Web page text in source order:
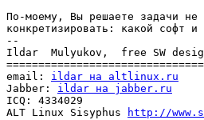
По-моему, Вы решаете задачи
конкретизировать: какой софт и
--
Ildar  Mulyukov,  free SW
email: ildar на altlinux.ru
Jabber: ildar на jabber.ru
ICQ: 4334029
ALT Linux Sisyphus
http://